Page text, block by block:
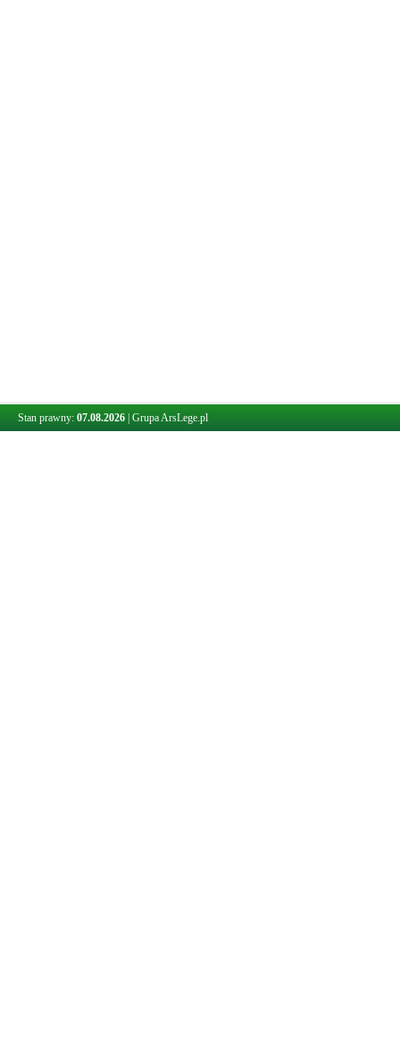
Stan prawny: 07.08.2026 Grupa ArsLege.pl